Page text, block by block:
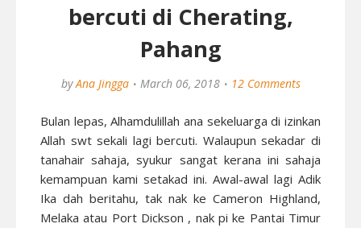
bercuti di Cherating,
Pahang
by Ana Jingga March 06, 2018 12 Comments
Bulan lepas, Alhamdulillah ana sekeluarga di izinkan
Allah swt sekali lagi bercuti. Walaupun sekadar di
tanahair sahaja, syukur sangat kerana ini sahaja
kemampuan kami setakad ini. Awal-awal lagi Adik
Ika dah beritahu, tak nak ke Cameron Highland,
Melaka atau Port Dickson , nak pi ke Pantai Timur